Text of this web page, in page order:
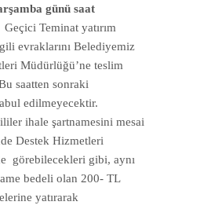
günü saat
Geçici Teminat yatırım
evraklarını Belediyemiz
Müdürlüğü’ne teslim
saatten sonraki
edilmeyecektir.
ihale şartnamesini mesai
Destek Hizmetleri
görebilecekleri gibi, aynı
bedeli olan 200- TL
yatırarak